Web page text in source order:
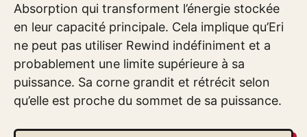
Absorption qui transforment l’énergie stockée
en leur capacité principale. Cela implique qu’Eri
ne peut pas utiliser Rewind indéfiniment et a
probablement une limite supérieure à sa
puissance. Sa corne grandit et rétrécit selon
qu’elle est proche du sommet de sa puissance.